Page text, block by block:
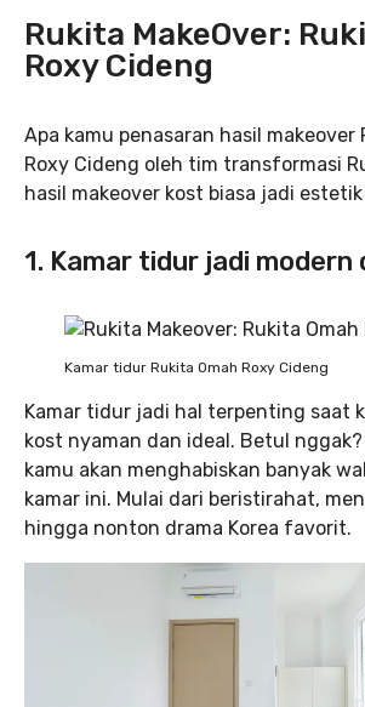
Rukita MakeOver:
Roxy Cideng
Apa kamu penasaran hasil makeover
Roxy Cideng oleh tim transformasi
hasil makeover kost biasa jadi
1. Kamar tidur jadi
Kamar tidur Rukita Omah Roxy Cideng
Kamar tidur jadi hal terpenting saat
kost nyaman dan ideal. Betul
kamu akan menghabiskan banyak
kamar ini. Mulai dari beristirahat,
hingga nonton drama Korea favorit.